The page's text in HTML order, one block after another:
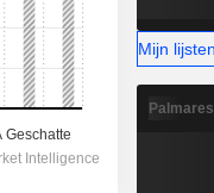
Mijn lijsten
Palmares